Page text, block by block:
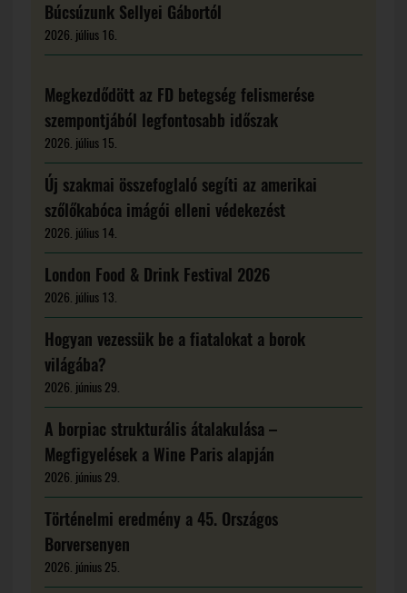
Búcsúzunk Sellyei Gábortól
2026. július 16.
Megkezdődött az FD betegség felismerése
szempontjából legfontosabb időszak
2026. július 15.
Új szakmai összefoglaló segíti az amerikai
szőlőkabóca imágói elleni védekezést
2026. július 14.
London Food & Drink Festival 2026
2026. július 13.
Hogyan vezessük be a fiatalokat a borok
világába?
2026. június 29.
A borpiac strukturális átalakulása –
Megfigyelések a Wine Paris alapján
2026. június 29.
Történelmi eredmény a 45. Országos
Borversenyen
2026. június 25.